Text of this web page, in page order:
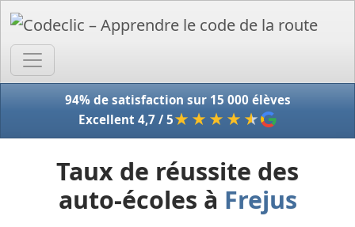
94% de satisfaction sur 15 000 élèves
Excellent 4,7 / 5★★★★ ★
Taux de réussite des
auto-écoles à Frejus